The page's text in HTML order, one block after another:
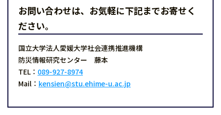
お問い合わせは、お気軽に下記までお寄せく
ださい。
国立大学法人愛媛大学社会連携推進機構
防災情報研究センター 藤本
TEL： 089-927-8974
Mail： kensien@stu.ehime-u.ac.jp